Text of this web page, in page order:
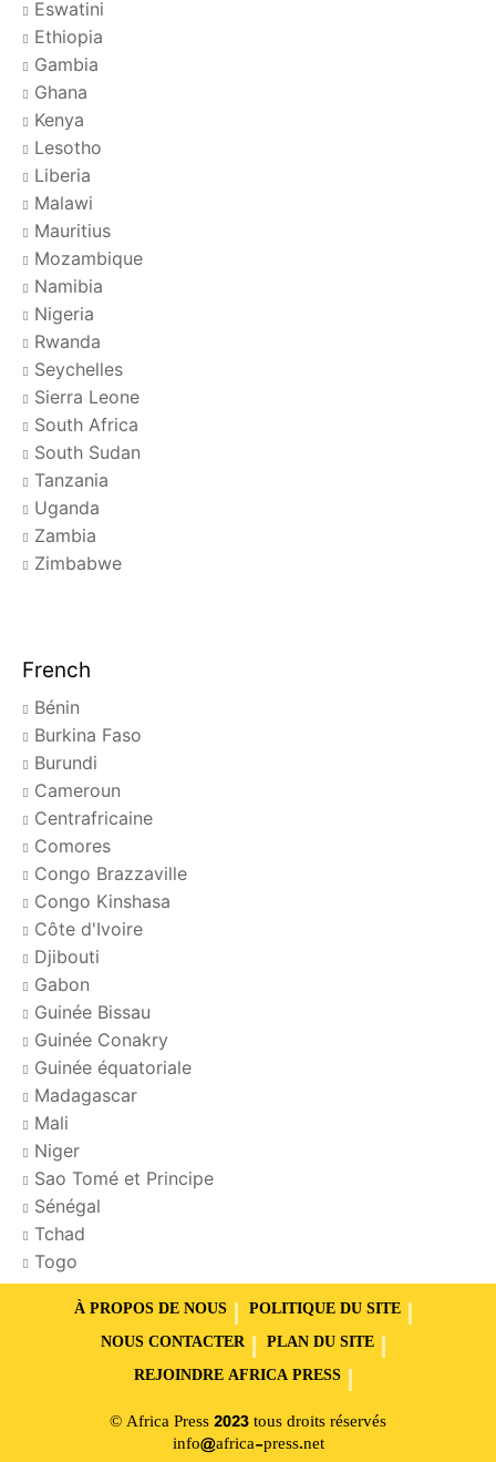
Eswatini
Ethiopia
Gambia
Ghana
Kenya
Lesotho
Liberia
Malawi
Mauritius
Mozambique
Namibia
Nigeria
Rwanda
Seychelles
Sierra Leone
South Africa
South Sudan
Tanzania
Uganda
Zambia
Zimbabwe
French
Bénin
Burkina Faso
Burundi
Cameroun
Centrafricaine
Comores
Congo Brazzaville
Congo Kinshasa
Côte d'Ivoire
Djibouti
Gabon
Guinée Bissau
Guinée Conakry
Guinée équatoriale
Madagascar
Mali
Niger
Sao Tomé et Principe
Sénégal
Tchad
Togo
À PROPOS DE NOUS
POLITIQUE DU SITE
NOUS CONTACTER
PLAN DU SITE
REJOINDRE AFRICA PRESS
© Africa Press 2023 tous droits réservés
info@africa-press.net